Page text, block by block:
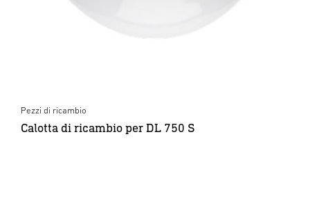
Pezzi di ricambio
Calotta di ricambio per DL 750 S